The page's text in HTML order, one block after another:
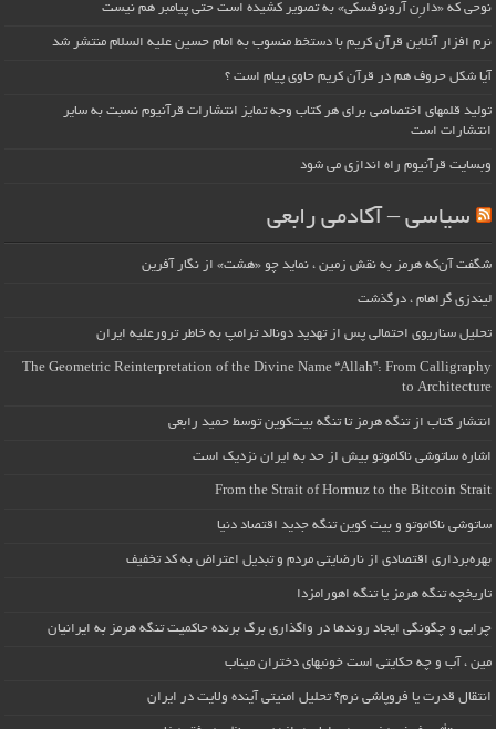
نوحی که «دارِن آرونوفسکی» به تصویر کشیده است حتی پیامبر هم نیست
نرم افزار آنلاین قرآن کریم با دستخط منسوب به امام حسین علیه السلام منتشر شد
آیا شکل حروف هم در قرآن کریم حاوی پیام است ؟
تولید قلمهای اختصاصی برای هر کتاب وجه تمایز انتشارات قرآنیوم نسبت به سایر
انتشارات است
وبسایت قرآنیوم راه اندازی می شود
سیاسی – آکادمی رابعی
شگفت آن‌که هرمز به نقش زمین ، نماید چو «هشت» از نگار آفرین
لیندزی گراهام ، درگذشت
تحلیل سناریوی احتمالی پس از تهدید دونالد ترامپ به خاطر ترورعلیه ایران
The Geometric Reinterpretation of the Divine Name “Allah”: From Calligraphy
to Architecture
انتشار کتاب از تنگه هرمز تا تنگه بیت‌کوین توسط حمید رابعی
اشاره ساتوشی ناکاموتو بیش از حد به ایران نزدیک است
From the Strait of Hormuz to the Bitcoin Strait
ساتوشی ناکاموتو و بیت کوین تنگه جدید اقتصاد دنیا
بهره‌برداری اقتصادی از نارضایتی مردم و تبدیل اعتراض به کد تخفیف
تاریخچه تنگه هرمز یا تنگه اهورامزدا
چرایی و چگونگی ایجاد روندها در واگذاری برگ برنده حاکمیت تنگه هرمز به ایرانیان
مین ، آب و چه حکایتی است خونبهای دختران میناب
انتقال قدرت یا فروپاشی نرم؟ تحلیل امنیتی آینده ولایت در ایران